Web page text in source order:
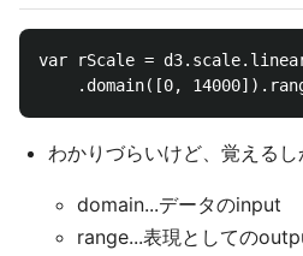
var rScale =
わかりづらいけど、覚えるし
domain...データのinput
range...表現としての